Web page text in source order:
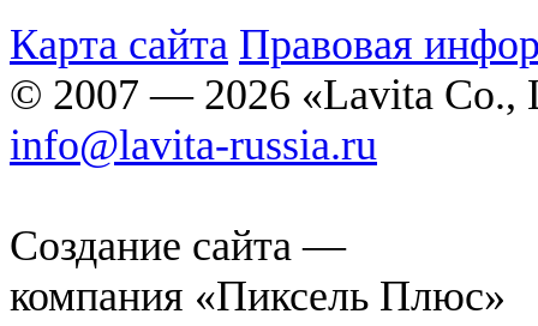
Карта сайта Правовая
© 2007 — 2026 «Lavita Co.,
info@lavita-russia.ru
Создание сайта —
компания «Пиксель Плюс»